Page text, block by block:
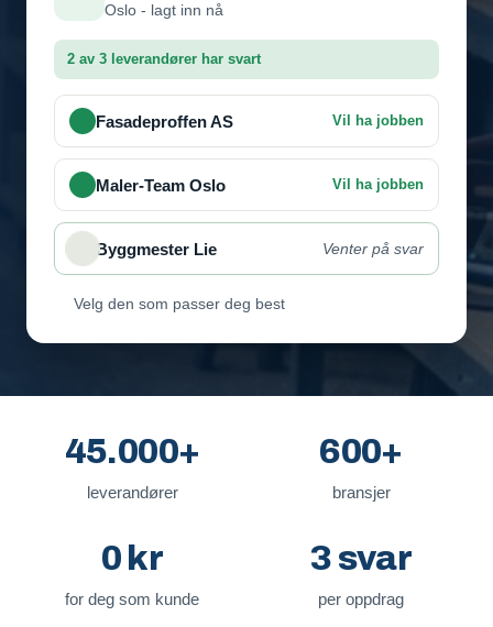
Oslo - lagt inn nå
2 av 3 leverandører har svart
Velg den som passer deg best
45.000+
leverandører
600+
bransjer
0 kr
for deg som kunde
3 svar
per oppdrag